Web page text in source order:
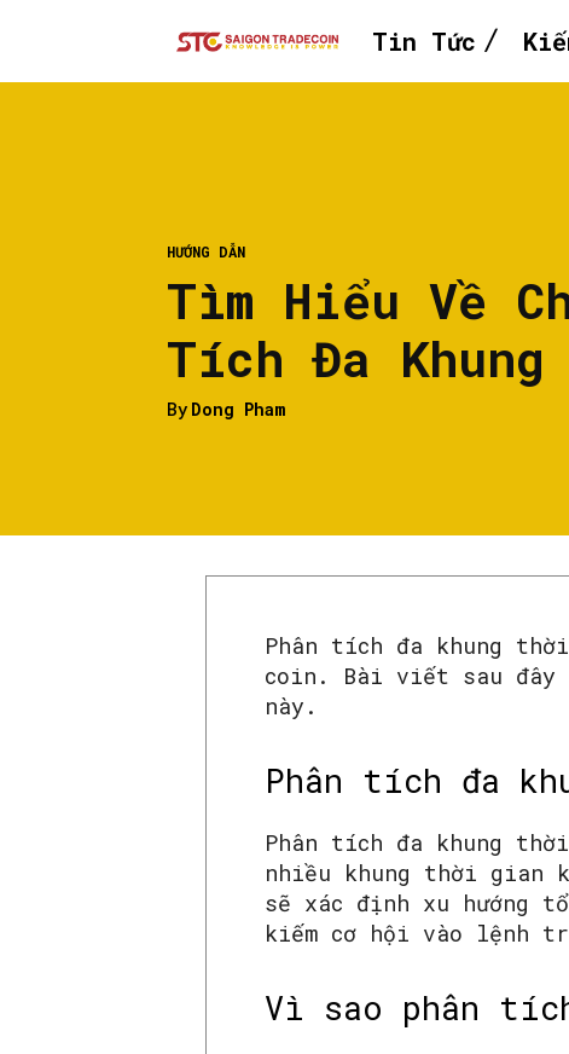
Tin Tức
HƯỚNG DẪN
Tìm Hiểu Về
Tích Đa
By Dong Pham
Phân tích đa khung
coin. Bài viết sau đây
này.
Phân tích đa
Phân tích đa khung
nhiều khung thời gian
sẽ xác định xu hướng
kiếm cơ hội vào lệnh
Vì sao phân